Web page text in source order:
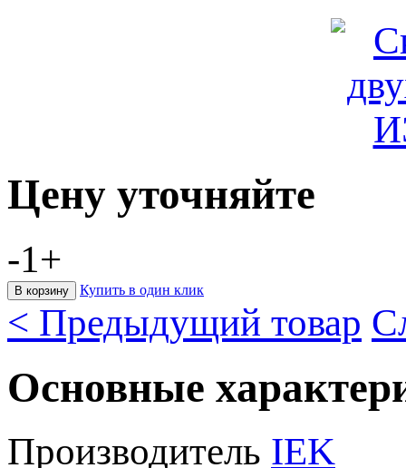
Цену уточняйте
-1+
Купить в один клик
< Предыдущий товар
Основные
Производитель IEK